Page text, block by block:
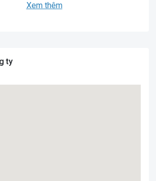
và làm đẹp cho thú cưng. Bệnh viện thú ý
năm phát triển, PetHealth không ngừng
đồng hành cùng với sự phát triển của xã
Xem thêm
ty